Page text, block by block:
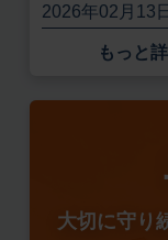
2026年02月13日
もっと
大切に守り